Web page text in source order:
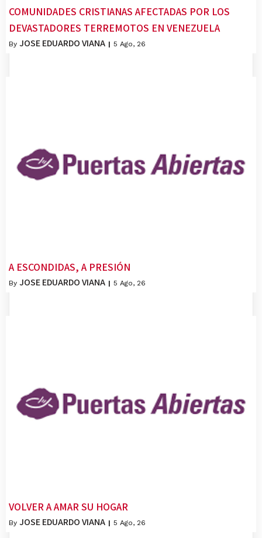
COMUNIDADES CRISTIANAS AFECTADAS POR LOS
DEVASTADORES TERREMOTOS EN VENEZUELA
By JOSE EDUARDO VIANA | 5 Ago, 26
A ESCONDIDAS, A PRESIÓN
By JOSE EDUARDO VIANA | 5 Ago, 26
VOLVER A AMAR SU HOGAR
By JOSE EDUARDO VIANA | 5 Ago, 26